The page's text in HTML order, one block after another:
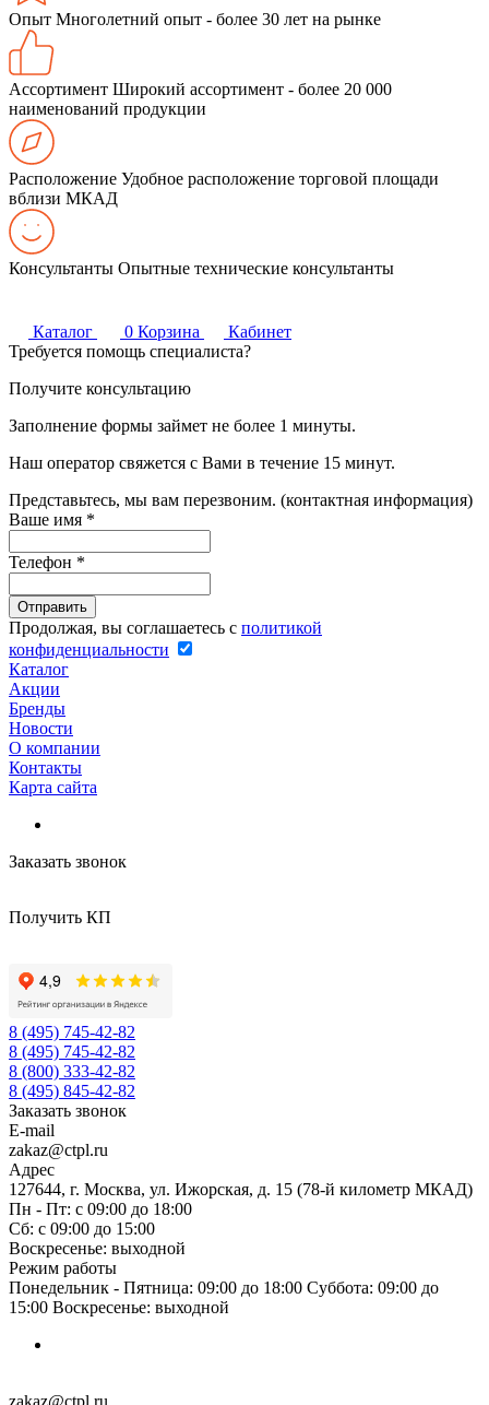
Опыт Многолетний опыт - более 30 лет на рынке
Ассортимент Широкий ассортимент - более 20 000
наименований продукции
Расположение Удобное расположение торговой площади
вблизи МКАД
Консультанты Опытные технические консультанты
Каталог 0 Корзина
Кабинет
Требуется помощь специалиста?
Получите консультацию
Заполнение формы займет не более 1 минуты.
Наш оператор свяжется с Вами в течение 15 минут.
Представьтесь, мы вам перезвоним. (контактная информация)
Ваше имя *
Телефон *
Продолжая, вы соглашаетесь с политикой
конфиденциальности
Каталог
Акции
Бренды
Новости
О компании
Контакты
Карта сайта
Заказать звонок
Получить КП
8 (495) 745-42-82
8 (495) 745-42-82
8 (800) 333-42-82
8 (495) 845-42-82
Заказать звонок
E-mail
zakaz@ctpl.ru
Адрес
127644, г. Москва, ул. Ижорская, д. 15 (78-й километр МКАД)
Пн - Пт: с 09:00 до 18:00
Сб: с 09:00 до 15:00
Воскресенье: выходной
Режим работы
Понедельник - Пятница: 09:00 до 18:00 Суббота: 09:00 до
15:00 Воскресенье: выходной
zakaz@ctpl.ru